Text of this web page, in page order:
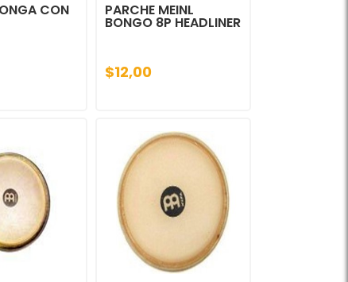
CON PARCHE MEINL
BONGO 8P HEADLINER
$12,00